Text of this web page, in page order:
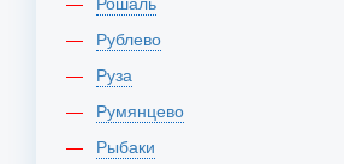
Рублево
Руза
Румянцево
Рыбаки